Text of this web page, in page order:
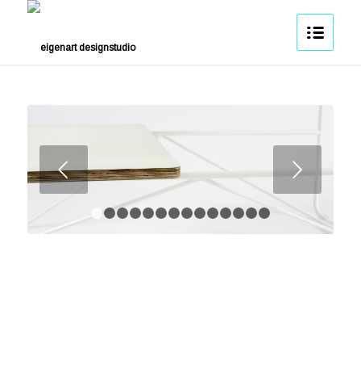
Weiter
1 2 3 4 5 6 7 8 11 12